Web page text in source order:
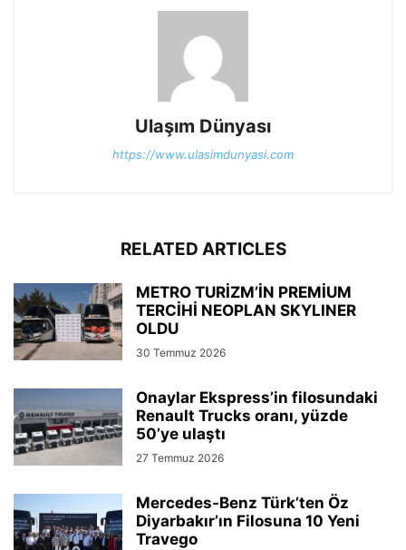
Ulaşım Dünyası
https://www.ulasimdunyasi.com
RELATED ARTICLES
METRO TURİZM’İN PREMİUM
TERCİHİ NEOPLAN SKYLINER
OLDU
30 Temmuz 2026
Onaylar Ekspress’in filosundaki
Renault Trucks oranı, yüzde
50’ye ulaştı
27 Temmuz 2026
Mercedes-Benz Türk’ten Öz
Diyarbakır’ın Filosuna 10 Yeni
Travego